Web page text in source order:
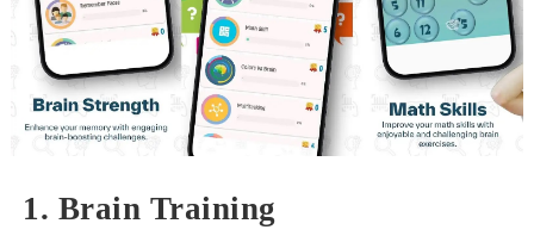
1. Brain Training